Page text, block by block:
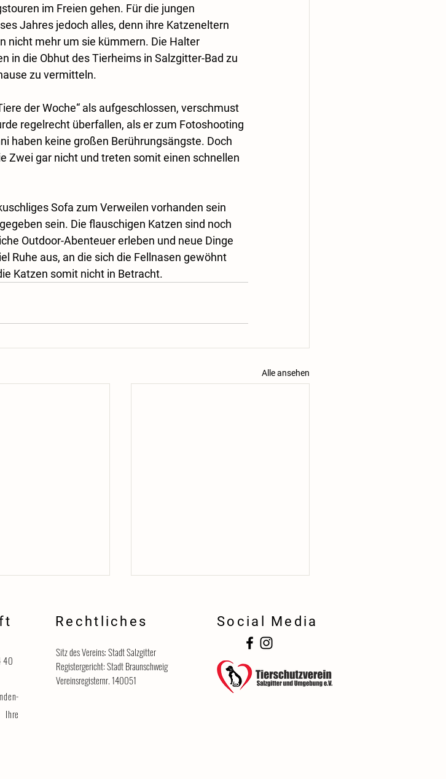
im Freien gehen. Für die jungen
Jahres jedoch alles, denn ihre Katzeneltern
nicht mehr um sie kümmern. Die Halter
in die Obhut des Tierheims in Salzgitter-Bad zu
zu vermitteln.
der Woche“ als aufgeschlossen, verschmust
regelrecht überfallen, als er zum Fotoshooting
haben keine großen Berührungsängste. Doch
Zwei gar nicht und treten somit einen schnellen
Sofa zum Verweilen vorhanden sein
sein. Die flauschigen Katzen sind noch
Outdoor-Abenteuer erleben und neue Dinge
Ruhe aus, an die sich die Fellnasen gewöhnt
Katzen somit nicht in Betracht.
Alle ansehen
für
40
Rechtliches
Sitz des Vereins: Stadt Salzgitter
Registergericht: Stadt Braunschweig
Vereinsregisternr. 140051
Social Media